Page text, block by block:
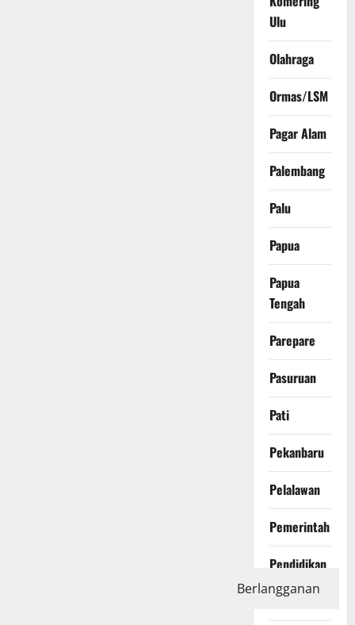
Ulu
Olahraga
Ormas/LSM
Pagar Alam
Palembang
Palu
Papua
Papua
Tengah
Parepare
Pasuruan
Pati
Pekanbaru
Pelalawan
Pemerintah
Pendidikan
Peristiwa
Berlangganan